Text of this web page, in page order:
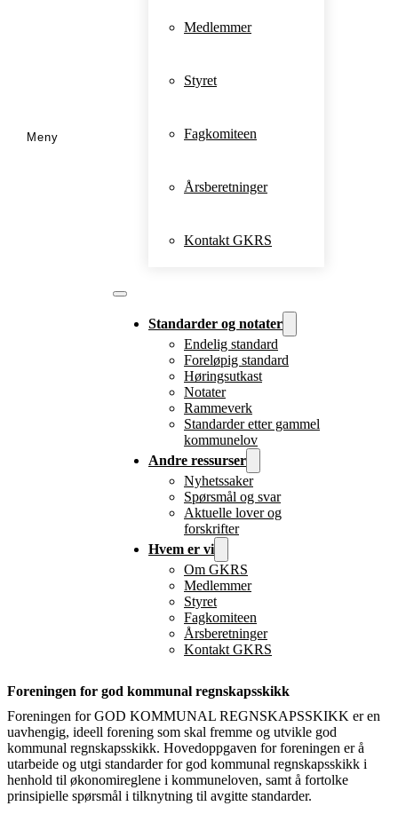
Medlemmer
Styret
Fagkomiteen
Årsberetninger
Kontakt GKRS
Standarder og notater
Endelig standard
Foreløpig standard
Høringsutkast
Notater
Rammeverk
Standarder etter gammel
kommunelov
Andre ressurser
Nyhetssaker
Spørsmål og svar
Aktuelle lover og
forskrifter
Hvem er vi
Om GKRS
Medlemmer
Styret
Fagkomiteen
Årsberetninger
Kontakt GKRS
Foreningen for god kommunal regnskapsskikk
Foreningen for GOD KOMMUNAL REGNSKAPSSKIKK er en
uavhengig, ideell forening som skal fremme og utvikle god
kommunal regnskapsskikk. Hovedoppgaven for foreningen er å
utarbeide og utgi standarder for god kommunal regnskapsskikk i
henhold til økonomireglene i kommuneloven, samt å fortolke
prinsipielle spørsmål i tilknytning til avgitte standarder.